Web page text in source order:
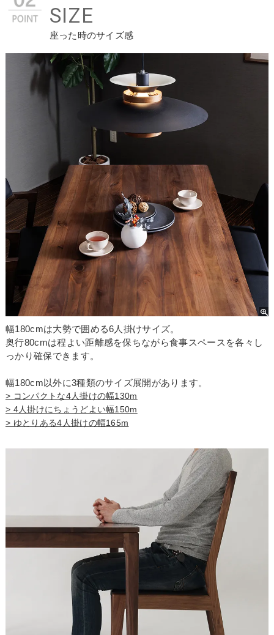
SIZE
座った時のサイズ感
幅180cmは大勢で囲める6人掛けサイズ。
奥行80cmは程よい距離感を保ちながら食事スペースを各々し
っかり確保できます。
幅180cm以外に3種類のサイズ展開があります。
> コンパクトな4人掛けの幅130m
> 4人掛けにちょうどよい幅150m
> ゆとりある4人掛けの幅165m